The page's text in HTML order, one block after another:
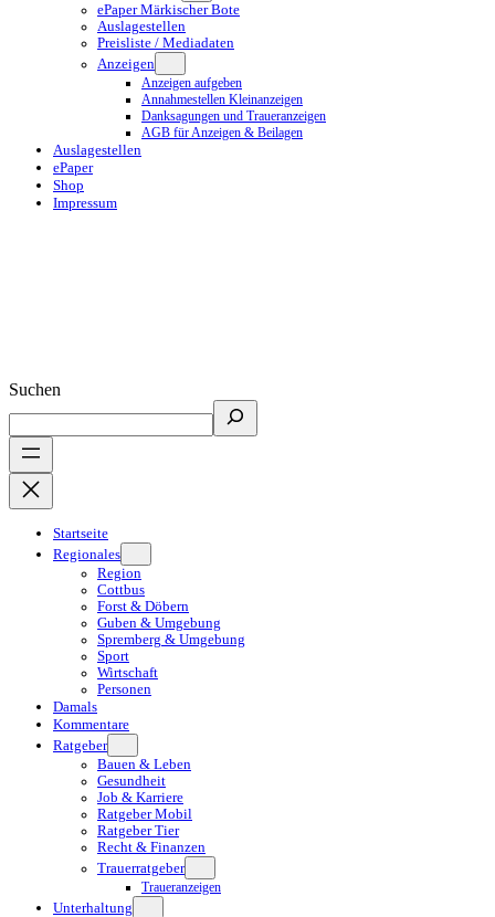
ePaper Märkischer Bote
Auslagestellen
Preisliste / Mediadaten
Anzeigen
Anzeigen aufgeben
Annahmestellen Kleinanzeigen
Danksagungen und Traueranzeigen
AGB für Anzeigen & Beilagen
Auslagestellen
ePaper
Shop
Impressum
Suchen
Startseite
Regionales
Region
Cottbus
Forst & Döbern
Guben & Umgebung
Spremberg & Umgebung
Sport
Wirtschaft
Personen
Damals
Kommentare
Ratgeber
Bauen & Leben
Gesundheit
Job & Karriere
Ratgeber Mobil
Ratgeber Tier
Recht & Finanzen
Trauerratgeber
Traueranzeigen
Unterhaltung